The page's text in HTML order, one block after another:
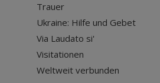
Trauer
Ukraine: Hilfe und Gebet
Via Laudato si'
Visitationen
Weltweit verbunden